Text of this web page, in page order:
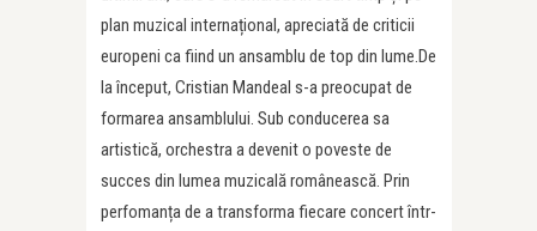
plan muzical internațional, apreciată de criticii
europeni ca fiind un ansamblu de top din lume.De
la început, Cristian Mandeal s-a preocupat de
formarea ansamblului. Sub conducerea sa
artistică, orchestra a devenit o poveste de
succes din lumea muzicală românească. Prin
perfomanța de a transforma fiecare concert într-